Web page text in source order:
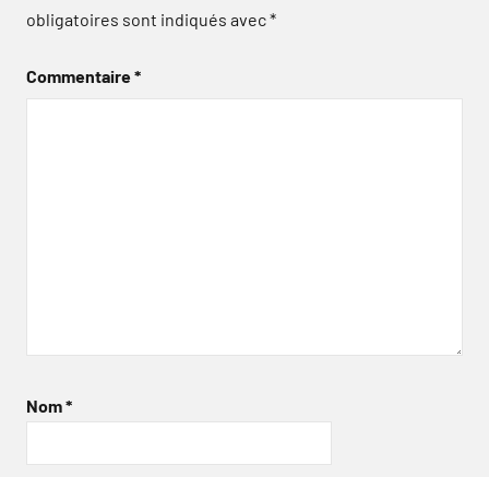
obligatoires sont indiqués avec*
Commentaire*
Nom*